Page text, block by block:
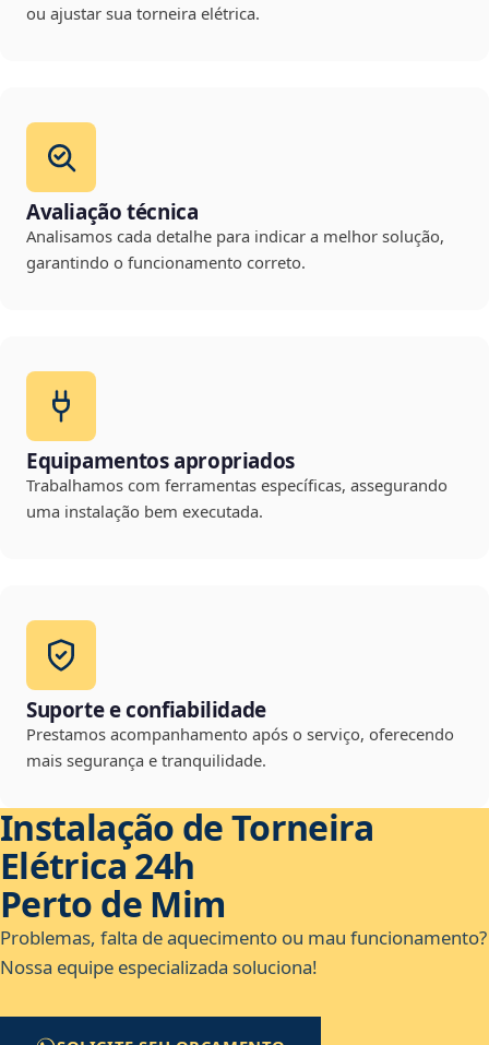
ou ajustar sua torneira elétrica.
Avaliação técnica
Analisamos cada detalhe para indicar a melhor solução,
garantindo o funcionamento correto.
Equipamentos apropriados
Trabalhamos com ferramentas específicas, assegurando
uma instalação bem executada.
Suporte e confiabilidade
Prestamos acompanhamento após o serviço, oferecendo
mais segurança e tranquilidade.
Instalação de Torneira
Elétrica 24h
Perto de Mim
Problemas, falta de aquecimento ou mau funcionamento?
Nossa equipe especializada soluciona!